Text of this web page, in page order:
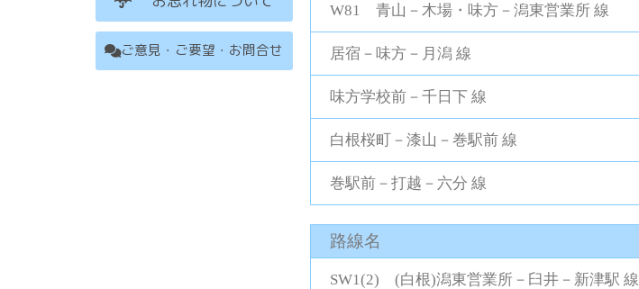
ご意見・ご要望・お問合せ
W81 青山－木場・味方－潟東営業所 線
居宿－味方－月潟 線
味方学校前－千日下 線
白根桜町－漆山－巻駅前 線
巻駅前－打越－六分 線
路線名
SW1(2) (白根)潟東営業所－臼井－新津駅 線